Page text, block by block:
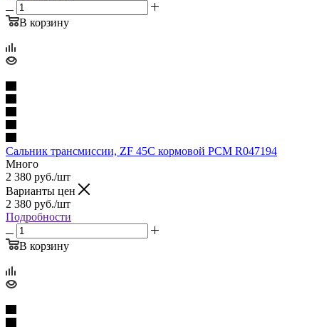
В корзину
Сальник трансмиссии, ZF 45C кормовой PCM R047194
Много
2 380 руб./шт
Варианты цен
2 380 руб./шт
Подробности
В корзину